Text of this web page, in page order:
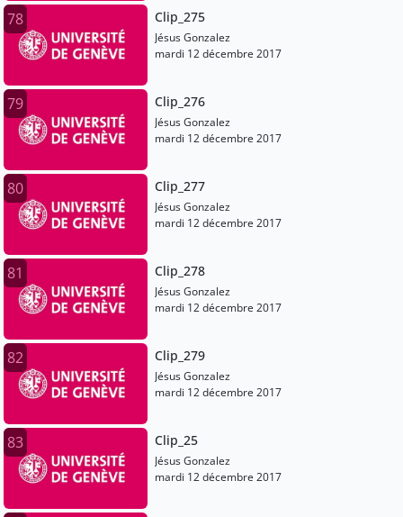
78 Clip_275
Jésus Gonzalez
mardi 12 décembre 2017
79 Clip_276
Jésus Gonzalez
mardi 12 décembre 2017
80 Clip_277
Jésus Gonzalez
mardi 12 décembre 2017
81 Clip_278
Jésus Gonzalez
mardi 12 décembre 2017
82 Clip_279
Jésus Gonzalez
mardi 12 décembre 2017
83 Clip_25
Jésus Gonzalez
mardi 12 décembre 2017